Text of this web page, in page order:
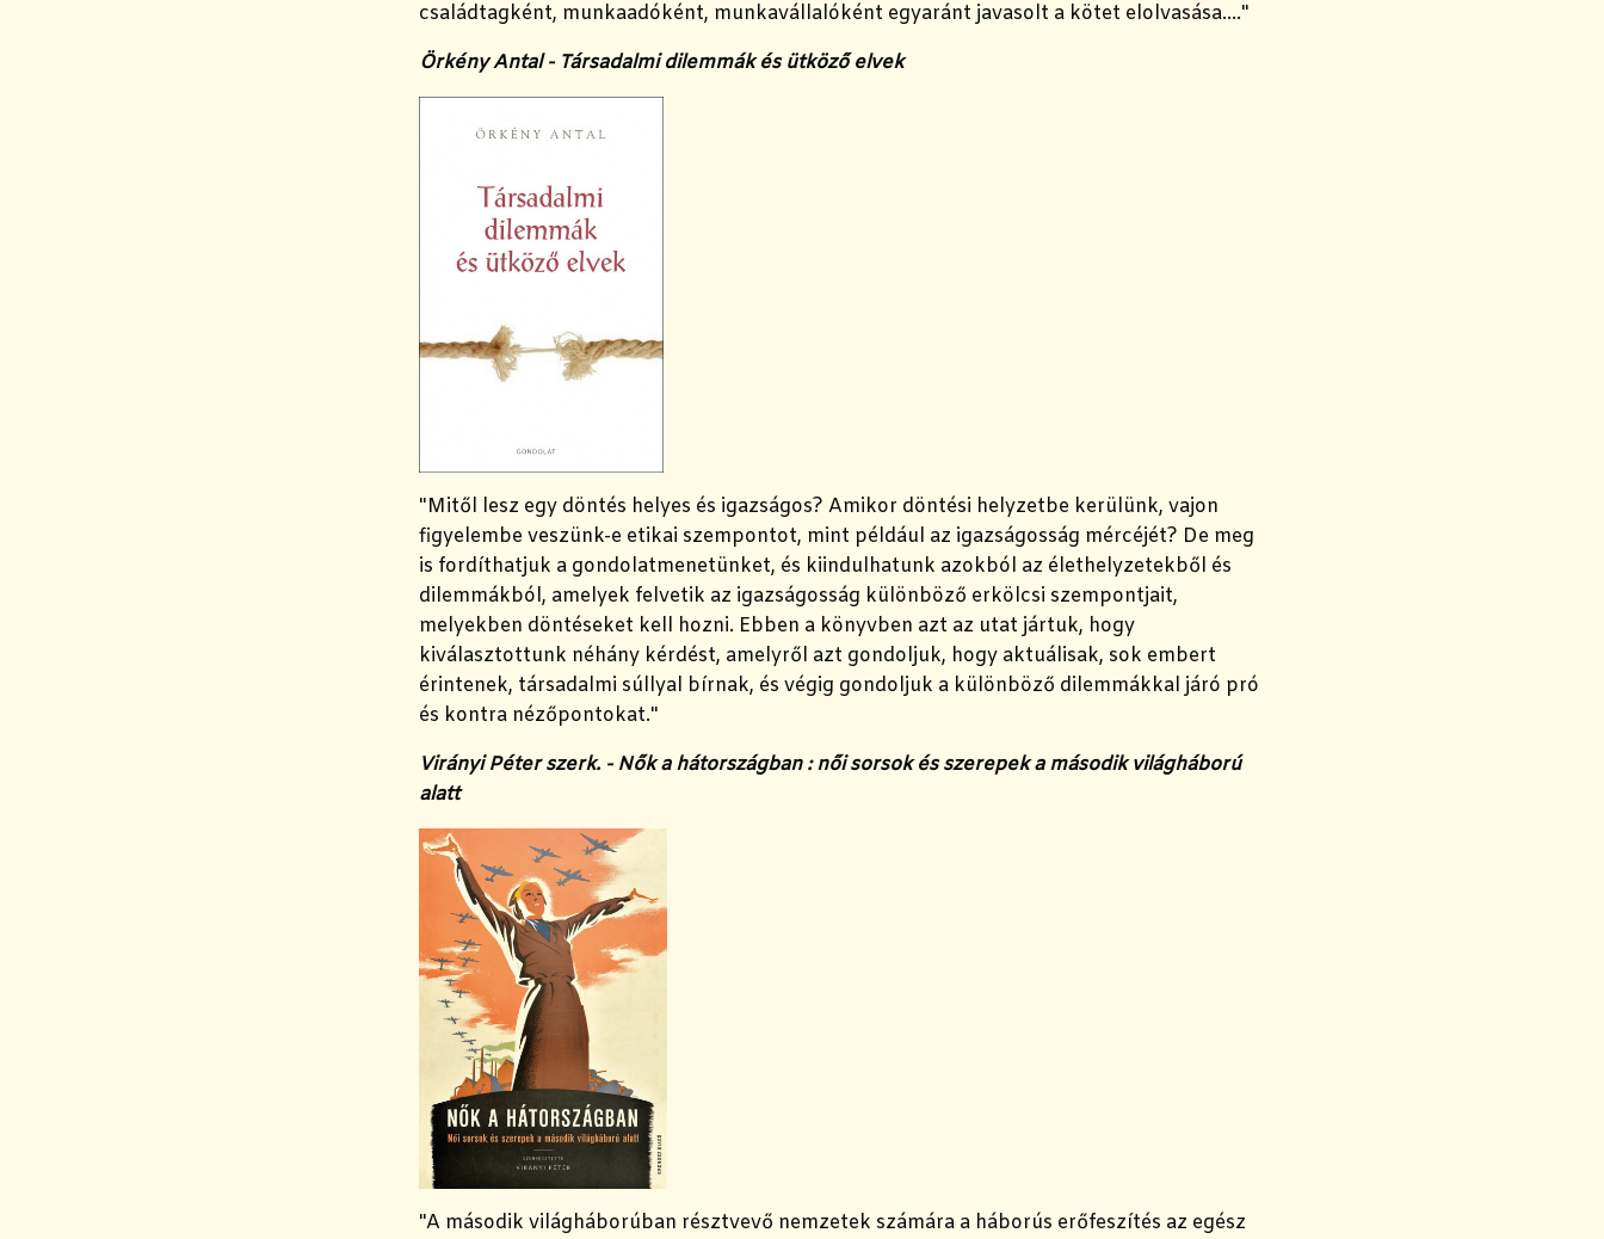
családtagként, munkaadóként, munkavállalóként egyaránt javasolt a kötet elolvasása...."
Örkény Antal - Társadalmi dilemmák és ütköző elvek
"Mitől lesz egy döntés helyes és igazságos? Amikor döntési helyzetbe kerülünk, vajon
figyelembe veszünk-e etikai szempontot, mint például az igazságosság mércéjét? De meg
is fordíthatjuk a gondolatmenetünket, és kiindulhatunk azokból az élethelyzetekből és
dilemmákból, amelyek felvetik az igazságosság különböző erkölcsi szempontjait,
melyekben döntéseket kell hozni. Ebben a könyvben azt az utat jártuk, hogy
kiválasztottunk néhány kérdést, amelyről azt gondoljuk, hogy aktuálisak, sok embert
érintenek, társadalmi súllyal bírnak, és végig gondoljuk a különböző dilemmákkal járó pró
és kontra nézőpontokat."
Virányi Péter szerk. - Nők a hátországban : női sorsok és szerepek a második világháború
alatt
"A második világháborúban résztvevő nemzetek számára a háborús erőfeszítés az egész